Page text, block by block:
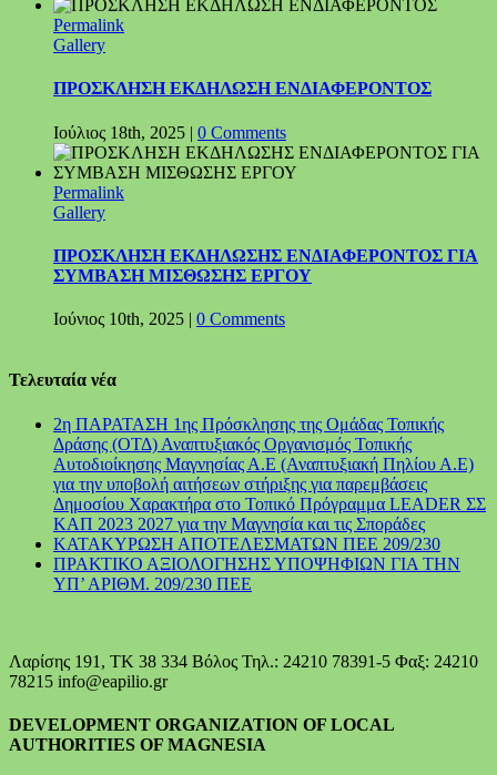
Permalink
Gallery
ΠΡΟΣΚΛΗΣΗ ΕΚΔΗΛΩΣΗ ΕΝΔΙΑΦΕΡΟΝΤΟΣ
Ιούλιος 18th, 2025 | 0 Comments
Permalink
Gallery
ΠΡΟΣΚΛΗΣΗ ΕΚΔΗΛΩΣΗΣ ΕΝΔΙΑΦΕΡΟΝΤΟΣ ΓΙΑ
ΣΥΜΒΑΣΗ ΜΙΣΘΩΣΗΣ ΕΡΓΟΥ
Ιούνιος 10th, 2025 | 0 Comments
Τελευταία νέα
2η ΠΑΡΑΤΑΣΗ 1ης Πρόσκλησης της Ομάδας Τοπικής
Δράσης (ΟΤΔ) Αναπτυξιακός Οργανισμός Τοπικής
Αυτοδιοίκησης Μαγνησίας Α.Ε (Αναπτυξιακή Πηλίου Α.Ε)
για την υποβολή αιτήσεων στήριξης για παρεμβάσεις
Δημοσίου Χαρακτήρα στο Τοπικό Πρόγραμμα LEADER ΣΣ
ΚΑΠ 2023 2027 για την Μαγνησία και τις Σποράδες
ΚΑΤΑΚΥΡΩΣΗ ΑΠΟΤΕΛΕΣΜΑΤΩΝ ΠΕΕ 209/230
ΠΡΑΚΤΙΚΟ ΑΞΙΟΛΟΓΗΣΗΣ ΥΠΟΨΗΦΙΩΝ ΓΙΑ ΤΗΝ
ΥΠ’ ΑΡΙΘΜ. 209/230 ΠΕΕ
Λαρίσης 191, ΤΚ 38 334 Βόλος Τηλ.: 24210 78391-5 Φαξ: 24210
78215 info@eapilio.gr
DEVELOPMENT ORGANIZATION OF LOCAL
AUTHORITIES OF MAGNESIA